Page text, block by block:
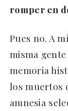
romper en
Pues no. A
misma
memoria
los muertos
amnesia